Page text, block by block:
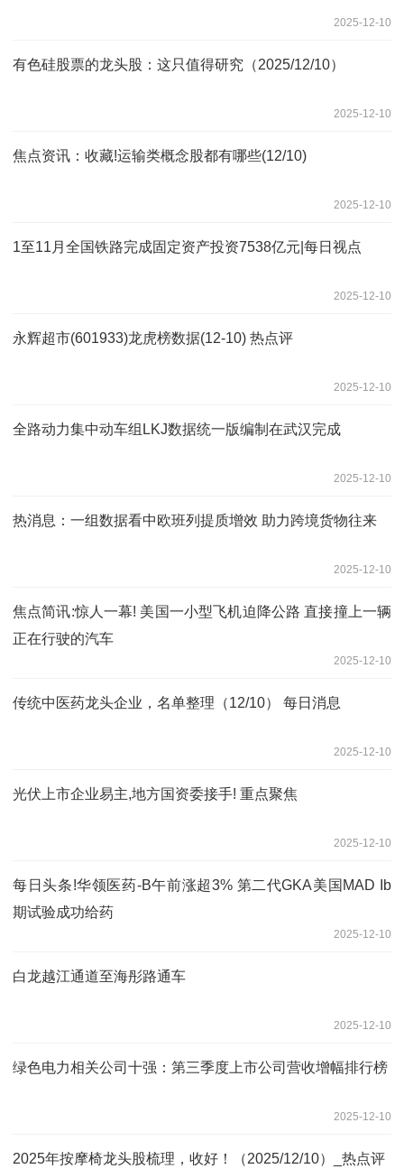
2025-12-10
有色硅股票的龙头股：这只值得研究（2025/12/10）
2025-12-10
焦点资讯：收藏!运输类概念股都有哪些(12/10)
2025-12-10
1至11月全国铁路完成固定资产投资7538亿元|每日视点
2025-12-10
永辉超市(601933)龙虎榜数据(12-10) 热点评
2025-12-10
全路动力集中动车组LKJ数据统一版编制在武汉完成
2025-12-10
热消息：一组数据看中欧班列提质增效 助力跨境货物往来
2025-12-10
焦点简讯:惊人一幕! 美国一小型飞机迫降公路 直接撞上一辆
正在行驶的汽车
2025-12-10
传统中医药龙头企业，名单整理（12/10） 每日消息
2025-12-10
光伏上市企业易主,地方国资委接手! 重点聚焦
2025-12-10
每日头条!华领医药-B午前涨超3% 第二代GKA美国MAD Ib
期试验成功给药
2025-12-10
白龙越江通道至海彤路通车
2025-12-10
绿色电力相关公司十强：第三季度上市公司营收增幅排行榜
2025-12-10
2025年按摩椅龙头股梳理，收好！（2025/12/10）_热点评